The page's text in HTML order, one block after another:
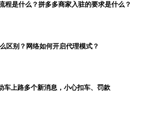
程是什么？拼多多商家入驻的要求是什么？
区别？网络如何开启代理模式？
车上路多个新消息，小心扣车、罚款